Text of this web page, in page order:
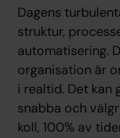
Dagens
struktur,
automatisering.
organisation är
i realtid. Det
snabba och
koll, 100% av